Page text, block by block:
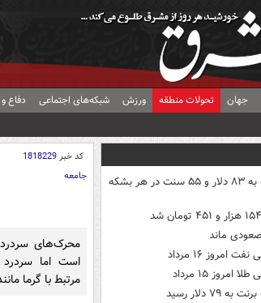
جهان تحولات منطقه ورزش شبکه‌های اجتماعی دفاع
قیمت نفت به ۸۳ دلار و ۵۵ سنت در هر بشکه
ماند
امروز ۱۶ مرداد
۱۵ مرداد
دلار رسید
کد خبر1818229
جامعه
محرک‌های
است اما سردرد
مرتبط با گرما